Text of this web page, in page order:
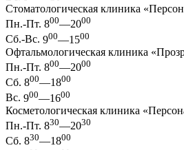
Стоматологическая клиника
Пн.-Пт. 800—2000
Сб.-Вс. 900—1500
Офтальмологическая клиника
Пн.-Пт. 800—2000
Сб. 800—1800
Вс. 900—1600
Косметологическая клиника
Пн.-Пт. 830—2030
Сб. 830—1800